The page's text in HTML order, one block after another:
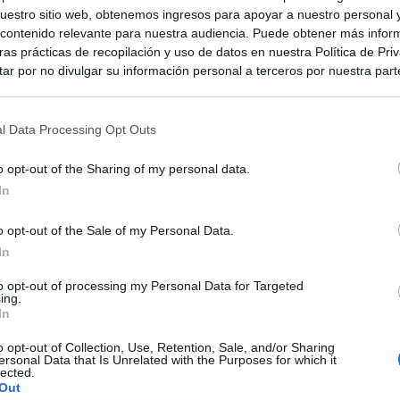
sitio web, obtenemos ingresos para apoyar a nuestro personal
relevante para nuestra audiencia. Puede obtener más
prácticas de recopilación y uso de datos en nuestra Política de
por no divulgar su información personal a terceros por nuestra
en la información personal utilizada por nosotros o en
por no participar en la divulgación adicional de su información
en la Lista de participantes intermedios de la IAB.
Data Processing Opt Outs
opt-out of the Sharing of my personal data.
opt-out of the Sale of my Personal Data.
opt-out of processing my Personal Data for Targeted
opt-out of Collection, Use, Retention, Sale, and/or Sharing
Data that Is Unrelated with the Purposes for which it